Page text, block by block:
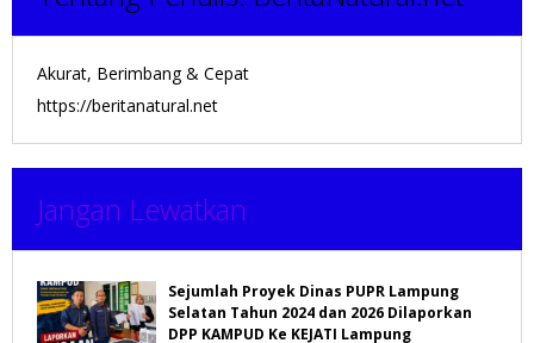
Akurat, Berimbang & Cepat
https://beritanatural.net
Jangan Lewatkan
Sejumlah Proyek Dinas PUPR Lampung
Selatan Tahun 2024 dan 2026 Dilaporkan
DPP KAMPUD Ke KEJATI Lampung